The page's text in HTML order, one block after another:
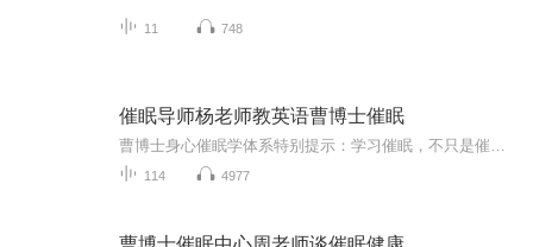
11 748
催眠导师杨老师教英语曹博士催眠
114 4977